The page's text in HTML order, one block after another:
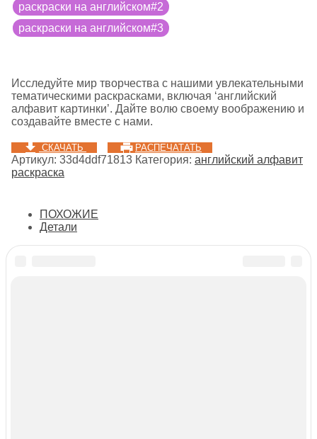
раскраски на английском#2
раскраски на английском#3
Исследуйте мир творчества с нашими увлекательными
тематическими раскрасками, включая ‘английский
алфавит картинки’. Дайте волю своему воображению и
создавайте вместе с нами.
СКАЧАТЬ РАСПЕЧАТАТЬ
Артикул: 33d4ddf71813 Категория: английский алфавит
раскраска
ПОХОЖИЕ
Детали